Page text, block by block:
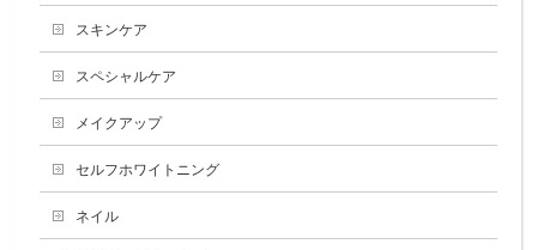
スキンケア
スペシャルケア
メイクアップ
セルフホワイトニング
ネイル